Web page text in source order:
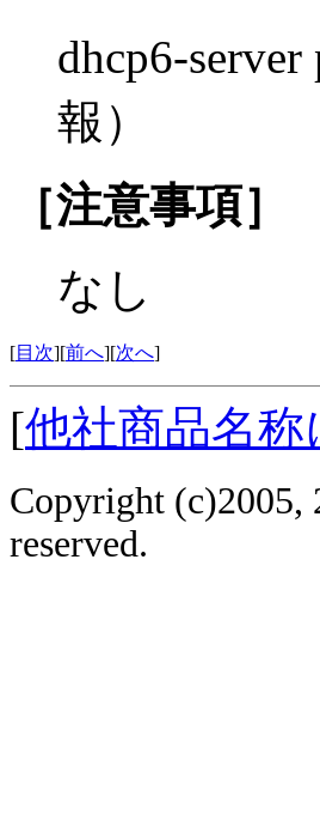
dhcp6-
報）
［注意事項］
なし
[目次][前へ][次へ]
[他社商品名
Copyright
reserved.